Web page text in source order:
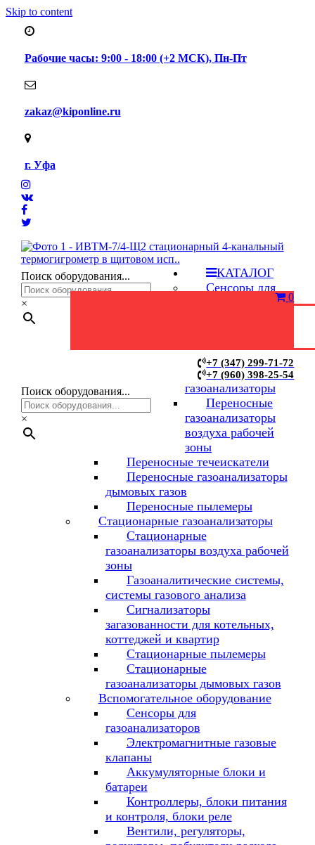
Skip to content
Рабочие часы: 9:00 - 18:00 (+2 МСК), Пн-Пт
zakaz@kiponline.ru
г. Уфа
Поиск оборудования...
×
0
+7 (347) 299-71-72
+7 (960) 398-25-54
Поиск оборудования...
×
КАТАЛОГ
Сенсоры для
газоанализаторов
газоанализаторы
Переносные
газоанализаторы
воздуха рабочей
зоны
Переносные течеискатели
Переносные газоанализаторы
дымовых газов
Переносные пылемеры
Стационарные газоанализаторы
Стационарные
газоанализаторы воздуха рабочей
зоны
Газоаналитические системы,
системы газового анализа
Сигнализаторы
загазованности для котельных,
коттеджей и квартир
Стационарные пылемеры
Стационарные
газоанализаторы дымовых газов
Вспомогательное оборудование
Сенсоры для
газоанализаторов
Электромагнитные газовые
клапаны
Аккумуляторные блоки и
батареи
Контроллеры, блоки питания
и контроля, блоки реле
Вентили, регуляторы,